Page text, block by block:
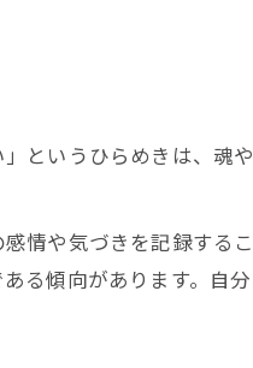
というひらめきは、魂や
情や気づきを記録するこ
る傾向があります。自分